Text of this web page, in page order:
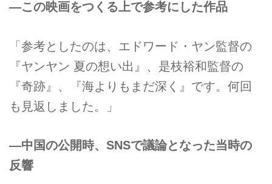
―この映画をつくる上で参考にした作品
「参考としたのは、エドワード・ヤン監督の
『ヤンヤン 夏の想い出』、是枝裕和監督の
『奇跡』、『海よりもまだ深く』です。何回
も見返しました。」
―中国の公開時、SNSで議論となった当時の
反響